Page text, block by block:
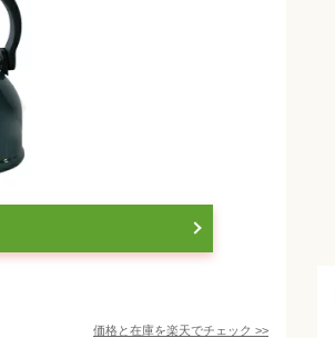
価格と在庫を楽天でチェック >>